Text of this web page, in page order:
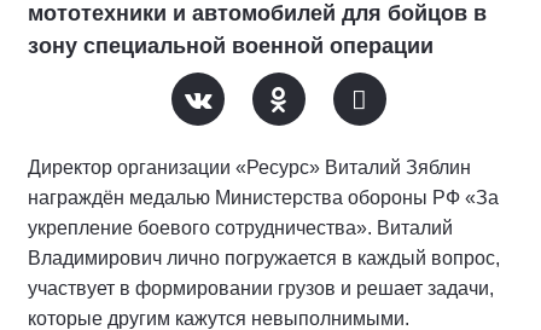
мототехники и автомобилей для бойцов в
зону специальной военной операции
Директор организации «Ресурс» Виталий Зяблин
награждён медалью Министерства обороны РФ «За
укрепление боевого сотрудничества». Виталий
Владимирович лично погружается в каждый вопрос,
участвует в формировании грузов и решает задачи,
которые другим кажутся невыполнимыми.